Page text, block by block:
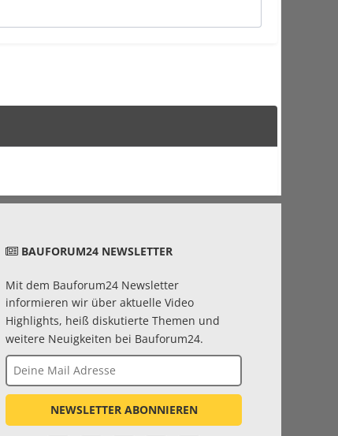
BAUFORUM24 NEWSLETTER
Mit dem Bauforum24 Newsletter
informieren wir über aktuelle Video
Highlights, heiß diskutierte Themen und
weitere Neuigkeiten bei Bauforum24.
NEWSLETTER ABONNIEREN